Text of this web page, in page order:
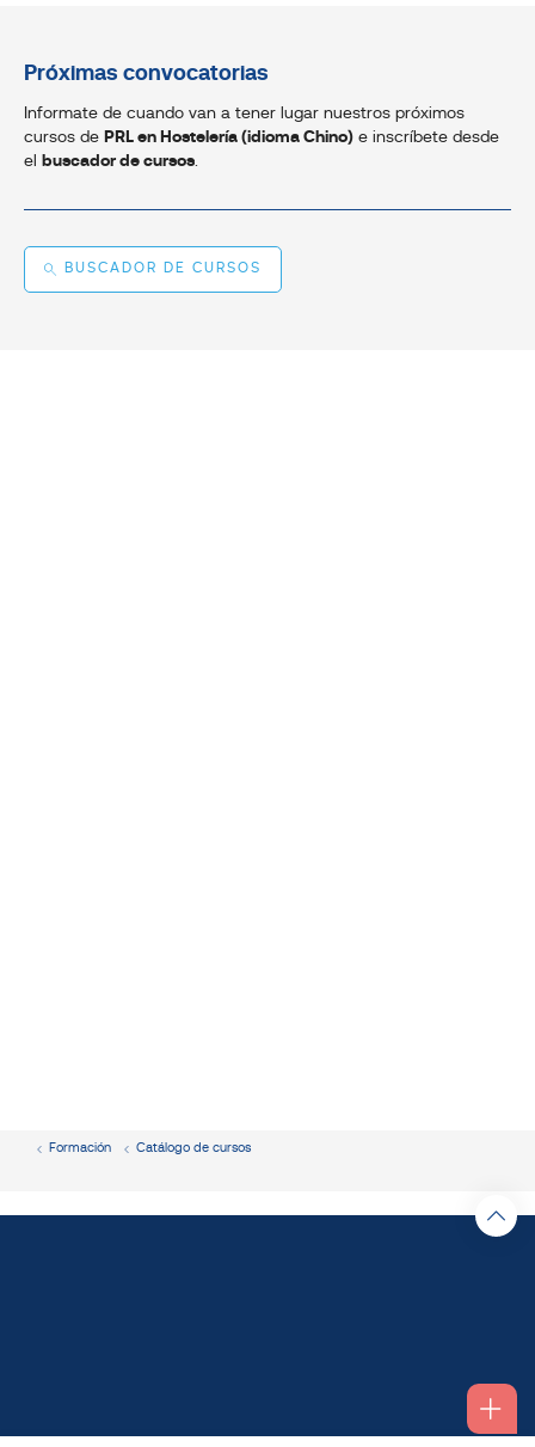
Próximas convocatorias
Informate de cuando van a tener lugar nuestros próximos
cursos de PRL en Hostelería (idioma Chino) e inscríbete desde
el buscador de cursos.
BUSCADOR DE CURSOS
Formación Catálogo de cursos